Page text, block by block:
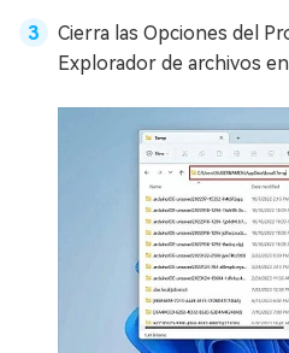
Cierra las Opciones del
Explorador de archivos